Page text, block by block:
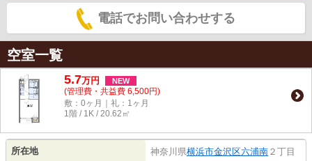
電話でお問い合わせする
空室一覧
5.7万円 NEW
(管理費・共益費 6,500円)
敷：0ヶ月｜礼：1ヶ月
1階 / 1K / 20.62㎡
所在地 神奈川県横浜市金沢区六浦南 ２丁目